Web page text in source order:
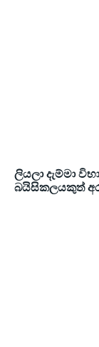
ලියලා දැම්මා
බයිසිකලයකුත්